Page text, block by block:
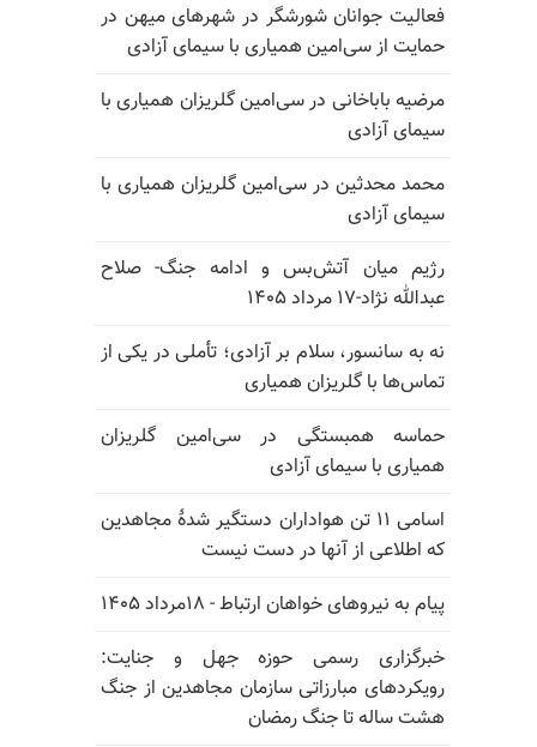
فعالیت جوانان شورشگر در شهرهای میهن در
حمایت از سی‌امین همیاری با سیمای آزادی
مرضیه باباخانی در سی‌امین گلریزان همیاری با
سیمای آزادی
محمد محدثین در سی‌امین گلریزان همیاری با
سیمای آزادی
رژیم میان آتش‌بس و ادامه جنگ- صلاح
عبدالله نژاد-۱۷ مرداد ۱۴۰۵
نه به سانسور، سلام بر آزادی؛ تأملی در یکی از
تماس‌ها با گلریزان همیاری
حماسه همبستگی در سی‌امین گلریزان
همیاری با سیمای آزادی
اسامی ۱۱ تن هواداران دستگیر شدهٔ مجاهدین
که اطلاعی از آنها در دست نیست
پیام به نیروهای خواهان ارتباط - ۱۸مرداد ۱۴۰۵
خبرگزاری رسمی حوزه جهل و جنایت:
رویکردهای مبارزاتی سازمان مجاهدین از جنگ
هشت ساله تا جنگ رمضان